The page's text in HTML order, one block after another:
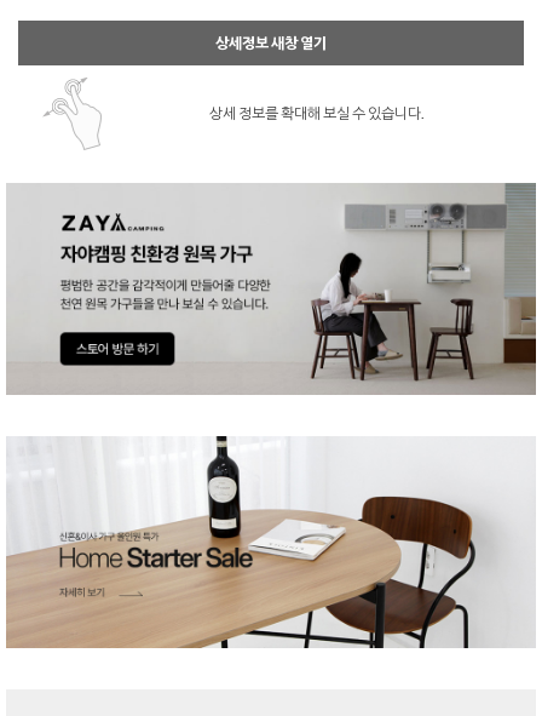
상세정보 새창 열기
상세 정보를 확대해 보실 수 있습니다.